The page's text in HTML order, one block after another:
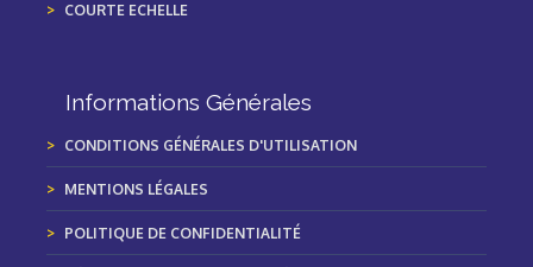
COURTE ECHELLE
Informations Générales
CONDITIONS GÉNÉRALES D'UTILISATION
MENTIONS LÉGALES
POLITIQUE DE CONFIDENTIALITÉ